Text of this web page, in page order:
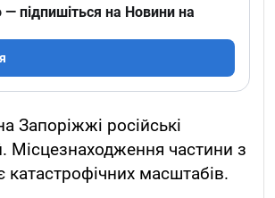
— підпишіться на Новини на
Запоріжжі російські
частини з
масштабів.